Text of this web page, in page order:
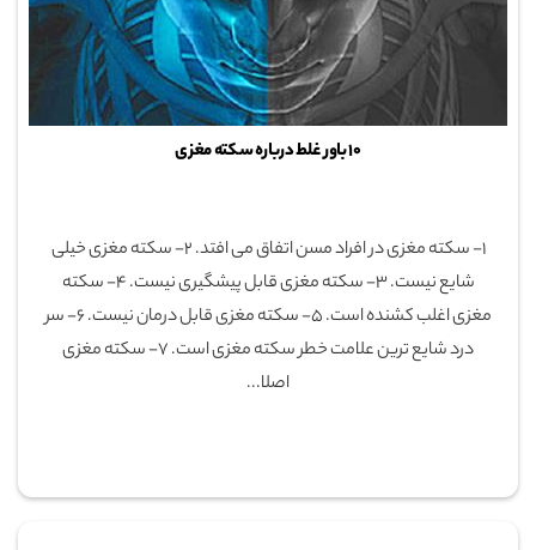
۱۰ باور غلط درباره سکته مغزی
۱- سکته مغزی در افراد مسن اتفاق می افتد. ۲- سکته مغزی خیلی
شایع نیست. ۳- سکته مغزی قابل پیشگیری نیست. ۴- سکته
مغزی اغلب کشنده است. ۵- سکته مغزی قابل درمان نیست. ۶- سر
درد شایع ترین علامت خطر سکته مغزی است. ۷- سکته مغزی
اصلا...